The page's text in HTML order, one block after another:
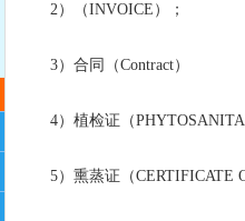
2）（INVOICE）；
3）合同（Contract）
4）植检证（
5）熏蒸证（CERTIFICATE